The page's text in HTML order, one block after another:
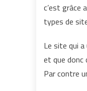
c’est grâce
types de
Le site qui
et que donc
Par contre